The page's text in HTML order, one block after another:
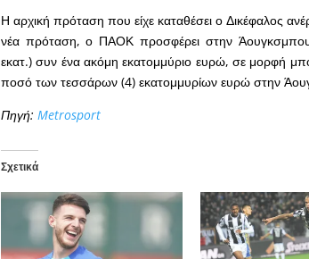
Η αρχική πρόταση που είχε καταθέσει ο Δικέφαλος
νέα πρόταση, ο ΠΑΟΚ προσφέρει στην
εκατ.) συν ένα ακόμη εκατομμύριο ευρώ, σε μορφή
ποσό των τεσσάρων (4) εκατομμυρίων ευρώ στην
Πηγή: Metrosport
Σχετικά